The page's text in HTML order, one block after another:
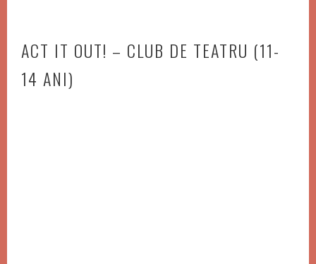
ACT IT OUT! – CLUB DE TEATRU (11-
14 ANI)